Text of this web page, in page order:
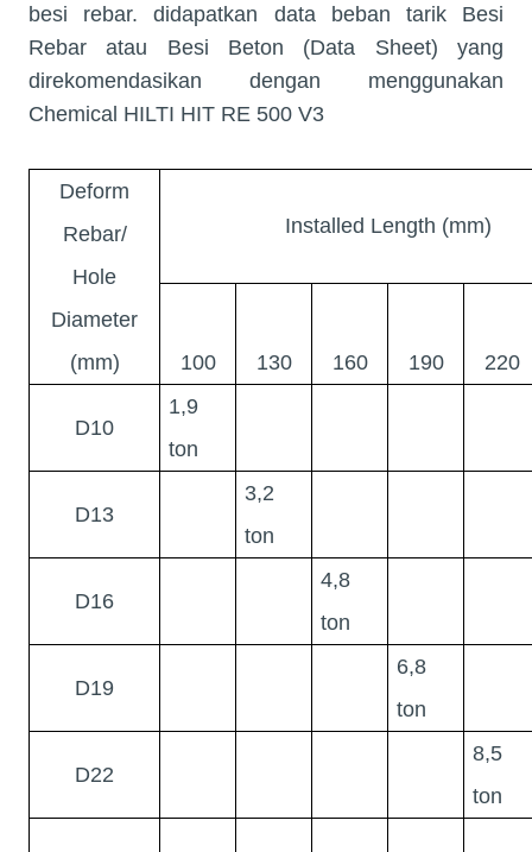
besi rebar. didapatkan data beban tarik Besi
Rebar atau Besi Beton (Data Sheet) yang
direkomendasikan dengan menggunakan
Chemical HILTI HIT RE 500 V3
Deform
Rebar/
Hole
Diameter
(mm)
Installed Length (mm)
100 130 160 190 220
D10
1,9
ton
D13
3,2
ton
D16
4,8
ton
D19
6,8
ton
D22
8,5
ton